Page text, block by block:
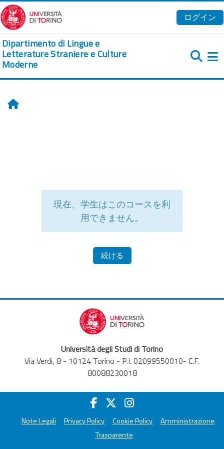
メインコンテンツへスキップする
ログイン
Dipartimento di Lingue e
Letterature Straniere e Culture
Moderne
ホーム
現在、学生はこのコースを利
用できません。
続ける
Università degli Studi di Torino
Via Verdi, 8 - 10124 Torino - P.I. 02099550010- C.F.
80088230018
Note Legali Privacy Policy Cookie Policy
Amministrazione
Trasparente